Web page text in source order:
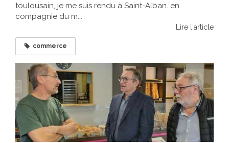
toulousain, je me suis rendu à Saint-Alban. en
compagnie du m...
Lire l'article
commerce